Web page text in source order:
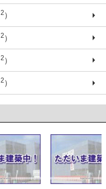
2）
2）
2）
2）